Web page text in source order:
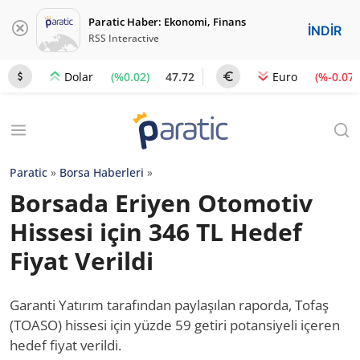
Paratic Haber: Ekonomi, Finans
RSS Interactive İNDİR
Dolar (%0.02) 47.72 Euro (%-0.07)
Paratic » Borsa Haberleri »
Borsada Eriyen Otomotiv
Hissesi için 346 TL Hedef
Fiyat Verildi
Garanti Yatırım tarafından paylaşılan raporda, Tofaş
(TOASO) hissesi için yüzde 59 getiri potansiyeli içeren
hedef fiyat verildi.